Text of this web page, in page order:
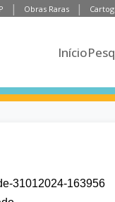
Obras Raras
Início
31012024-163956